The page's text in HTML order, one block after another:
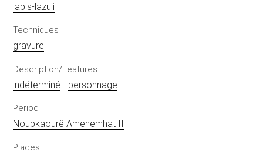
lapis-lazuli
Techniques
gravure
Description/Features
indéterminé - personnage
Period
Noubkaourê Amenemhat II
Places